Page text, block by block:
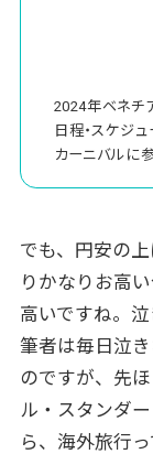
2024年ベネチ
日程・スケジ
カーニバルに
全に従来の姿
ニバルの期間
世界に！2024
でも、円安の
りかなりお高
高いですね。泣
筆者は毎日泣
のですが、先
ル・スタンダ
ら、海外旅行